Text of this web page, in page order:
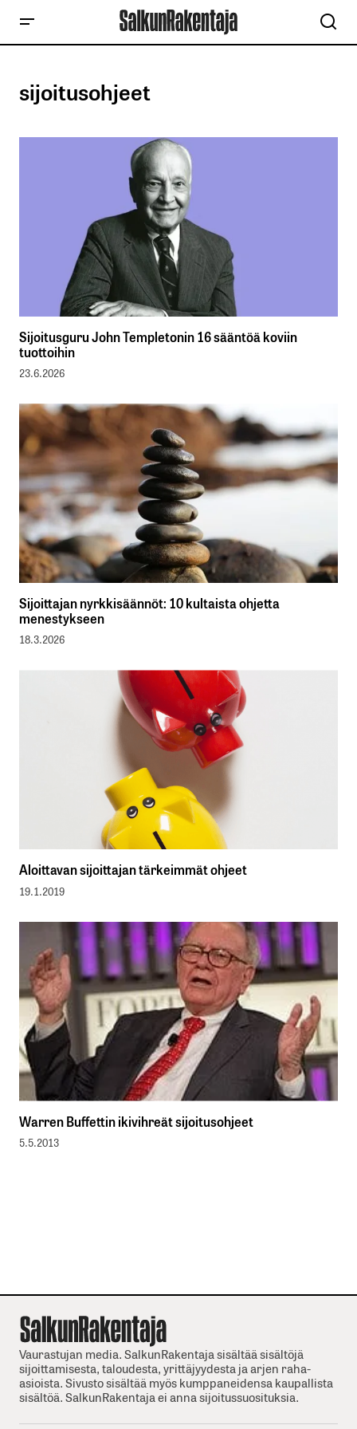
sijoitusohjeet
Sijoitusguru John Templetonin 16 sääntöä koviin
tuottoihin
23.6.2026
Sijoittajan nyrkkisäännöt: 10 kultaista ohjetta
menestykseen
18.3.2026
Aloittavan sijoittajan tärkeimmät ohjeet
19.1.2019
Warren Buffettin ikivihreät sijoitusohjeet
5.5.2013
Vaurastujan media. SalkunRakentaja sisältää sisältöjä
sijoittamisesta, taloudesta, yrittäjyydesta ja arjen raha-
asioista. Sivusto sisältää myös kumppaneidensa kaupallista
sisältöä. SalkunRakentaja ei anna sijoitussuosituksia.